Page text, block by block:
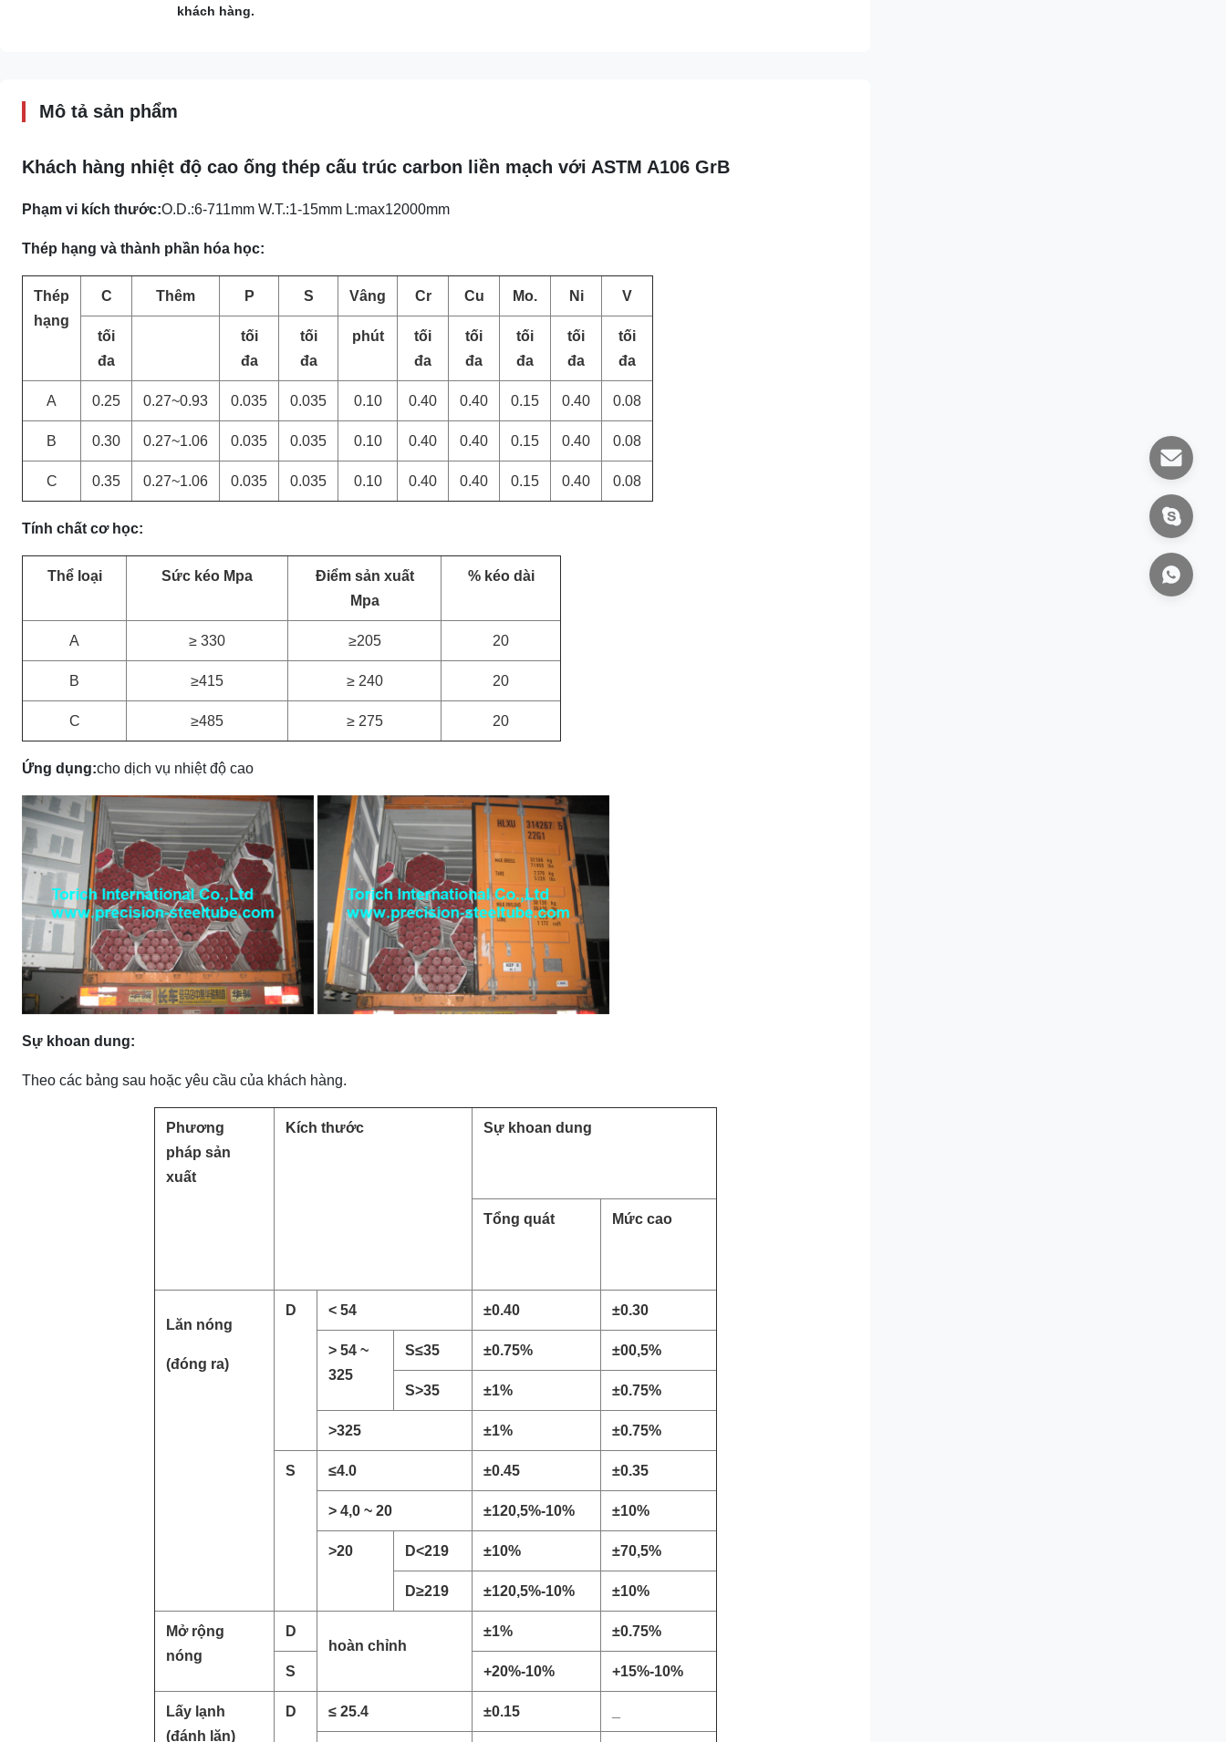
khách hàng.
Mô tả sản phẩm
Khách hàng nhiệt độ cao ống thép cấu trúc carbon liền mạch với ASTM A106 GrB
Phạm vi kích thước:O.D.:6-711mm W.T.:1-15mm L:max12000mm
Thép hạng và thành phần hóa học:
Thép
hạng
C Thêm P S Vâng Cr Cu Mo. Ni V
tối
đa
tối
đa
tối
đa
phút
tối
đa
tối
đa
tối
đa
tối
đa
tối
đa
A 0.25 0.27~0.93 0.035 0.035 0.10 0.40 0.40 0.15 0.40 0.08
B 0.30 0.27~1.06 0.035 0.035 0.10 0.40 0.40 0.15 0.40 0.08
C 0.35 0.27~1.06 0.035 0.035 0.10 0.40 0.40 0.15 0.40 0.08
Tính chất cơ học:
Thể loại Sức kéo Mpa
Điểm sản xuất
Mpa
% kéo dài
A ≥ 330 ≥205 20
B ≥415 ≥ 240 20
C ≥485 ≥ 275 20
Ứng dụng:cho dịch vụ nhiệt độ cao
Sự khoan dung:
Theo các bảng sau hoặc yêu cầu của khách hàng.
Phương
pháp sản
xuất
Kích thước Sự khoan dung
Tổng quát Mức cao
Lăn nóng
(đóng ra)
D < 54 ±0.40 ±0.30
> 54 ~
325
S≤35 ±0.75% ±00,5%
S>35 ±1% ±0.75%
>325 ±1% ±0.75%
S ≤4.0 ±0.45 ±0.35
> 4,0 ~ 20 ±120,5%-10% ±10%
>20 D<219 ±10% ±70,5%
D≥219 ±120,5%-10% ±10%
Mở rộng
nóng
D
hoàn chỉnh
±1% ±0.75%
S +20%-10% +15%-10%
Lấy lạnh
(đánh lăn)
D ≤ 25.4 ±0.15